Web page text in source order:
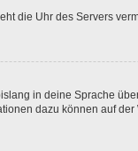
die Uhr des Servers
in deine Sprache
dazu können auf der